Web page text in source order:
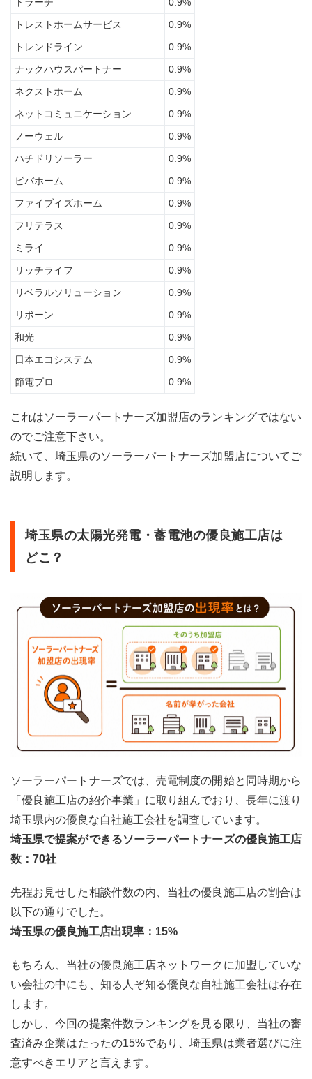
トレストホームサービス
0.9%
トレンドライン
0.9%
ナックハウスパートナー
0.9%
ネクストホーム
0.9%
ネットコミュニケーション
0.9%
ノーウェル
0.9%
ハチドリソーラー
0.9%
ビバホーム
0.9%
ファイブイズホーム
0.9%
フリテラス
0.9%
ミライ
0.9%
リッチライフ
0.9%
リベラルソリューション
0.9%
リボーン
0.9%
和光
0.9%
日本エコシステム
0.9%
節電プロ
0.9%
これはソーラーパートナーズ加盟店のランキングではない
のでご注意下さい。
続いて、埼玉県のソーラーパートナーズ加盟店についてご
説明します。
埼玉県の太陽光発電・蓄電池の優良施工店は
どこ？
ソーラーパートナーズでは、売電制度の開始と同時期から
「優良施工店の紹介事業」に取り組んでおり、長年に渡り
埼玉県内の優良な自社施工会社を調査しています。
埼玉県で提案ができるソーラーパートナーズの優良施工店
数：70社
先程お見せした相談件数の内、当社の優良施工店の割合は
以下の通りでした。
埼玉県の優良施工店出現率：15%
もちろん、当社の優良施工店ネットワークに加盟していな
い会社の中にも、知る人ぞ知る優良な自社施工会社は存在
します。
しかし、今回の提案件数ランキングを見る限り、当社の審
査済み企業はたったの15%であり、埼玉県は業者選びに注
意すべきエリアと言えます。